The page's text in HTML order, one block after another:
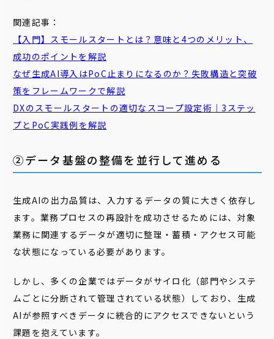
関連記事：
【入門】スモールスタートとは？意味と4つのメリット、
成功のポイントを解説
なぜ生成AI導入はPoC止まりになるのか？失敗構造と突破
策をフレームワークで解説
DXのスモールスタートの適切なスコープ設定術｜3ステッ
プとPoC実践例を解説
②データ基盤の整備を並行して進める
生成AIの出力品質は、入力するデータの質に大きく依存し
ます。業務プロセスの再設計を成功させるためには、対象
業務に関連するデータが適切に整理・蓄積・アクセス可能
な状態になっている必要があります。
しかし、多くの企業ではデータがサイロ化（部門やシステ
ムごとに分断されて管理されている状態）しており、生成
AIが参照すべきデータに統合的にアクセスできないという
課題を抱えています。